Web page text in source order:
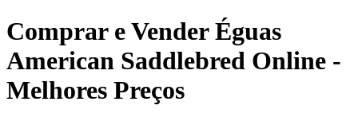
Comprar e Vender Éguas
American Saddlebred Online -
Melhores Preços